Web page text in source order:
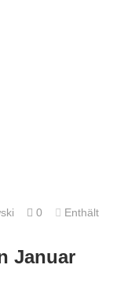
0
Enthält
Januar